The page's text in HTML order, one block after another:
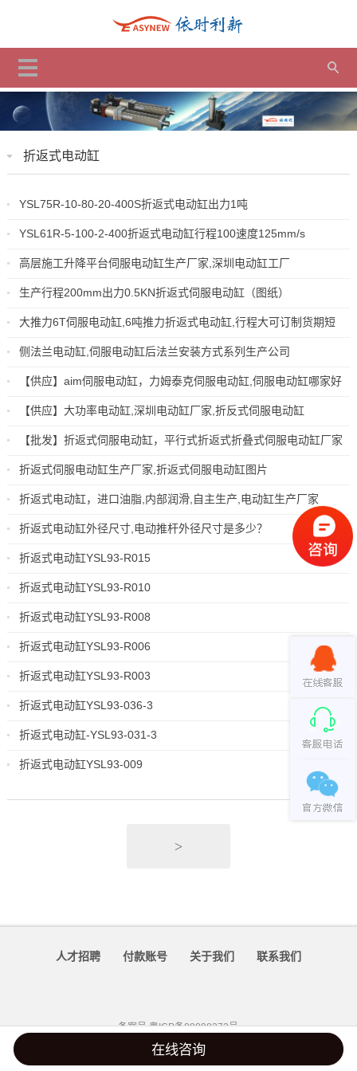
折返式电动缸
YSL75R-10-80-20-400S折返式电动缸出力1吨
YSL61R-5-100-2-400折返式电动缸行程100速度125mm/s
高层施工升降平台伺服电动缸生产厂家,深圳电动缸工厂
生产行程200mm出力0.5KN折返式伺服电动缸（图纸）
大推力6T伺服电动缸,6吨推力折返式电动缸,行程大可订制货期短
侧法兰电动缸,伺服电动缸后法兰安装方式系列生产公司
【供应】aim伺服电动缸，力姆泰克伺服电动缸,伺服电动缸哪家好
【供应】大功率电动缸,深圳电动缸厂家,折反式伺服电动缸
【批发】折返式伺服电动缸，平行式折返式折叠式伺服电动缸厂家
折返式伺服电动缸生产厂家,折返式伺服电动缸图片
折返式电动缸，进口油脂,内部润滑,自主生产,电动缸生产厂家
折返式电动缸外径尺寸,电动推杆外径尺寸是多少？
折返式电动缸YSL93-R015
折返式电动缸YSL93-R010
折返式电动缸YSL93-R008
折返式电动缸YSL93-R006
折返式电动缸YSL93-R003
折返式电动缸YSL93-036-3
折返式电动缸-YSL93-031-3
折返式电动缸YSL93-009
>
人才招聘 付款账号 关于我们 联系我们
备案号粤ICP备09098372号
在线咨询